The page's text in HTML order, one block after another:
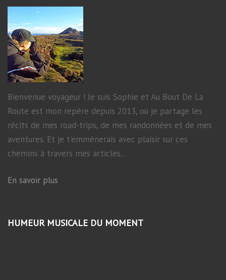
Bienvenue voyageur ! Je suis Sophie et Au Bout De La
Route est mon repère depuis 2013, où je partage les
récits de mes road-trips, de mes randonnées et de mes
aventures. Et je t'emmènerais avec plaisir sur ces
chemins à travers mes articles...
En savoir plus
HUMEUR MUSICALE DU MOMENT